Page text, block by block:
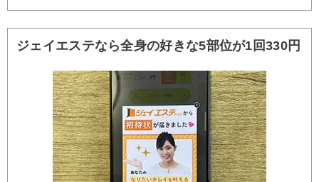
ジェイエステなら全身の好きな5部位が1回330円